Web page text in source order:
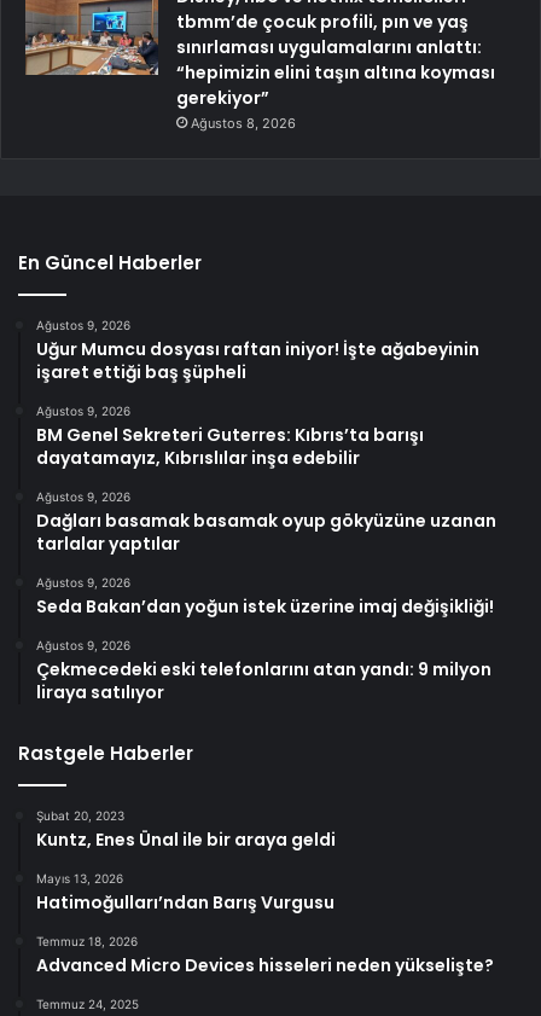
tbmm’de çocuk profili, pın ve yaş
sınırlaması uygulamalarını anlattı:
“hepimizin elini taşın altına koyması
gerekiyor”
Ağustos 8, 2026
En Güncel Haberler
Ağustos 9, 2026
Uğur Mumcu dosyası raftan iniyor! İşte ağabeyinin
işaret ettiği baş şüpheli
Ağustos 9, 2026
BM Genel Sekreteri Guterres: Kıbrıs’ta barışı
dayatamayız, Kıbrıslılar inşa edebilir
Ağustos 9, 2026
Dağları basamak basamak oyup gökyüzüne uzanan
tarlalar yaptılar
Ağustos 9, 2026
Seda Bakan’dan yoğun istek üzerine imaj değişikliği!
Ağustos 9, 2026
Çekmecedeki eski telefonlarını atan yandı: 9 milyon
liraya satılıyor
Rastgele Haberler
Şubat 20, 2023
Kuntz, Enes Ünal ile bir araya geldi
Mayıs 13, 2026
Hatimoğulları’ndan Barış Vurgusu
Temmuz 18, 2026
Advanced Micro Devices hisseleri neden yükselişte?
Temmuz 24, 2025